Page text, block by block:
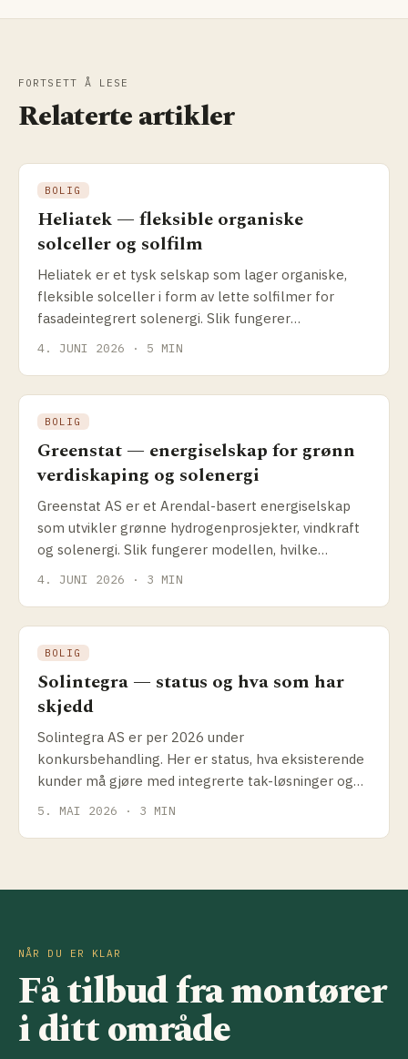
FORTSETT Å LESE
Relaterte artikler
BOLIG
Heliatek — fleksible organiske
solceller og solfilm
Heliatek er et tysk selskap som lager organiske,
fleksible solceller i form av lette solfilmer for
fasadeintegrert solenergi. Slik fungerer
4. JUNI 2026 · 5 MIN
BOLIG
Greenstat — energiselskap for grønn
verdiskaping og solenergi
Greenstat AS er et Arendal-basert energiselskap
som utvikler grønne hydrogenprosjekter, vindkraft
og solenergi. Slik fungerer modellen, hvilke
4. JUNI 2026 · 3 MIN
BOLIG
Solintegra — status og hva som har
skjedd
Solintegra AS er per 2026 under
konkursbehandling. Her er status, hva eksisterende
kunder må gjøre med integrerte tak-løsninger og
5. MAI 2026 · 3 MIN
NÅR DU ER KLAR
Få tilbud fra montører
i ditt område